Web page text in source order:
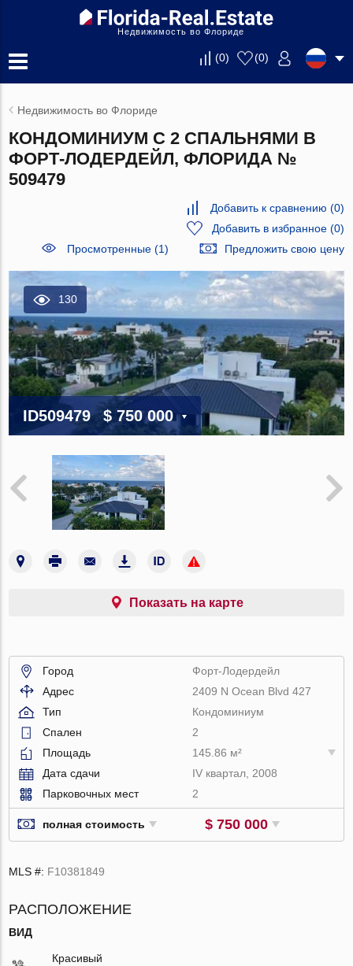
Недвижимость во Флориде
(0) (0)
Недвижимость во Флориде
КОНДОМИНИУМ С 2 СПАЛЬНЯМИ В
ФОРТ-ЛОДЕРДЕЙЛ, ФЛОРИДА №
509479
Добавить к сравнению (0)
Добавить в избранное(0)
Просмотренные (1)
Предложить свою цену
130
ID509479 $ 750 000
Показать на карте
Город
Форт-Лодердейл
Адрес
2409 N Ocean Blvd 427
Тип
Кондоминиум
Спален
2
Площадь
145.86 м²
Дата сдачи
IV квартал, 2008
Парковочных мест
2
полная стоимость $ 750 000
MLS #: F10381849
РАСПОЛОЖЕНИЕ
ВИД
Красивый